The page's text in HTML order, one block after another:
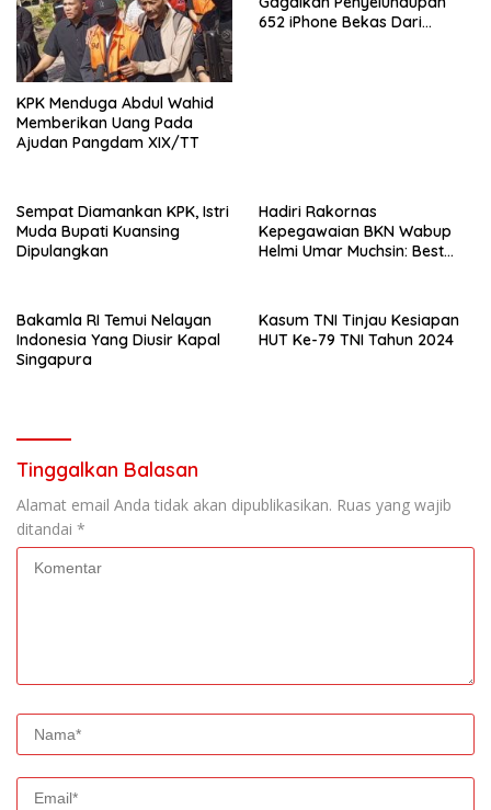
KPK Menduga Abdul Wahid
Memberikan Uang Pada
Ajudan Pangdam XIX/TT
652 iPhone Bekas Dari
Sempat Diamankan KPK, Istri
Muda Bupati Kuansing
Dipulangkan
Hadiri Rakornas
Kepegawaian BKN Wabup
Helmi Umar Muchsin: Best
Bakamla RI Temui Nelayan
Indonesia Yang Diusir Kapal
Singapura
Kasum TNI Tinjau Kesiapan
HUT Ke-79 TNI Tahun 2024
Tinggalkan Balasan
Alamat email Anda tidak akan dipublikasikan. Ruas yang wajib
ditandai *